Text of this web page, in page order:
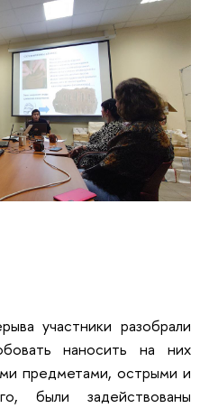
участники разобрали
наносить на них
предметами, острыми и
были задействованы